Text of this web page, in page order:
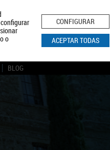
o
CONFIGURAR
ACEPTAR TODAS
Aviso Legal Política de Cookies
BUSCAR
BLOG